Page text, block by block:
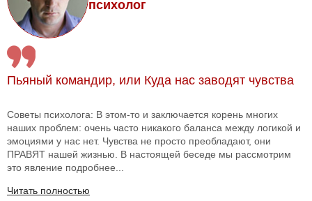
психолог
Пьяный командир, или Куда нас заводят чувства
Советы психолога: В этом-то и заключается корень многих
наших проблем: очень часто никакого баланса между логикой и
эмоциями у нас нет. Чувства не просто преобладают, они
ПРАВЯТ нашей жизнью. В настоящей беседе мы рассмотрим
это явление подробнее...
Читать полностью